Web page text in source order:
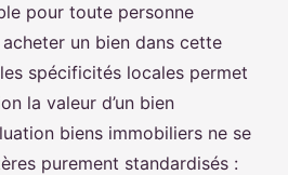
pour toute personne
un bien dans cette
spécificités locales permet
la valeur d’un bien
biens immobiliers ne se
purement standardisés :